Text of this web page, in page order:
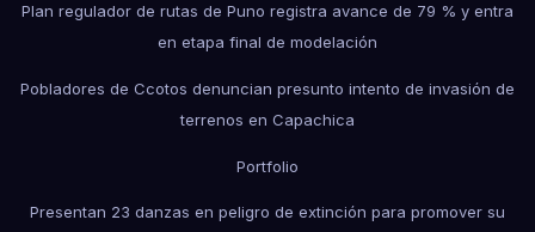
Plan regulador de rutas de Puno registra avance de 79 % y entra
en etapa final de modelación
Pobladores de Ccotos denuncian presunto intento de invasión de
terrenos en Capachica
Portfolio
Presentan 23 danzas en peligro de extinción para promover su